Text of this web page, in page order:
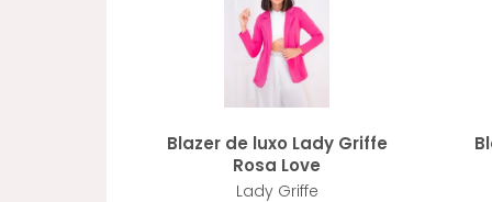
Blazer de luxo Lady Griffe
Rosa Love
Lady Griffe